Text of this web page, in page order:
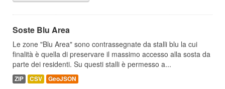
Soste Blu Area
Le zone "Blu Area" sono contrassegnate da stalli blu la cui
finalità è quella di preservare il massimo accesso alla sosta da
parte dei residenti. Su questi stalli è permesso a...
ZIP CSV GeoJSON